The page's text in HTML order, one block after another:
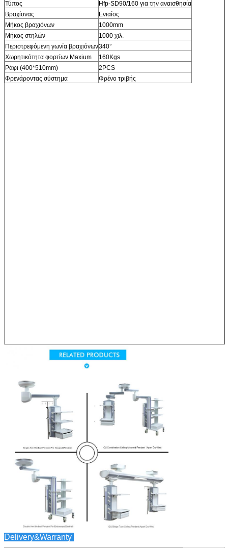
Τύπος
Hfp-SD90/160 για την αναισθησία
Βραχίονας
Ενιαίος
Μήκος βραχιόνων
1000mm
Μήκος στηλών
1000 χιλ.
Περιστρεφόμενη γωνία βραχιόνων340°
Χωρητικότητα φορτίων Maxium
160Kgs
Ράφι (400*510mm)
2PCS
Φρενάροντας σύστημα
Φρένο τριβής
Delivery&Warranty